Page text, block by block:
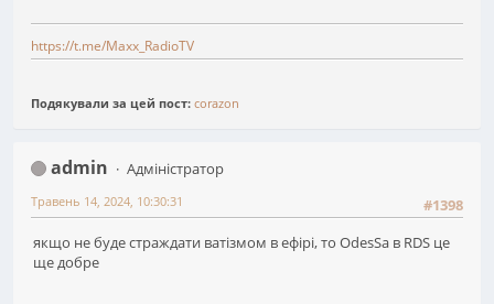
https://t.me/Maxx_RadioTV
Подякували за цей пост: corazon
admin
Адміністратор
#1398
Травень 14, 2024, 10:30:31
якщо не буде страждати ватізмом в ефірі, то OdesSa в RDS це
ще добре